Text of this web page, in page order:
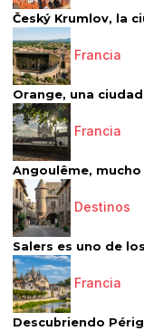
Český Krumlov, la
Francia
Orange, una
Francia
Angoulême,
Destinos
Salers es uno de
Francia
Descubriendo